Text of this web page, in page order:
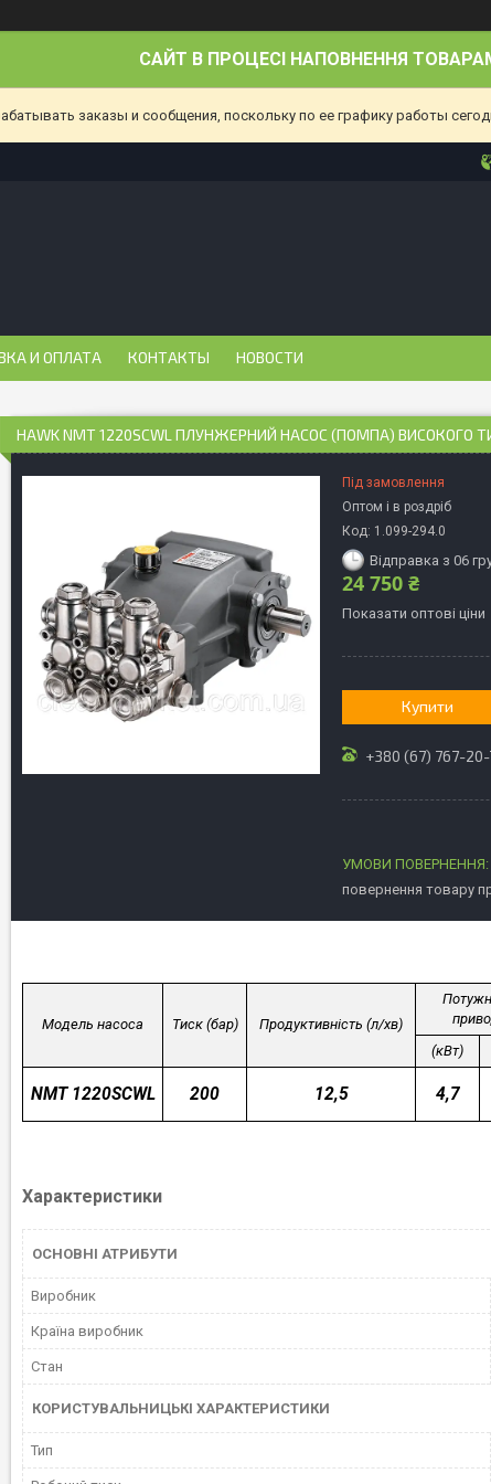
САЙТ В ПРОЦЕСІ НАПОВНЕННЯ
заказы и сообщения, поскольку по ее графику работы
И ОПЛАТА КОНТАКТЫ НОВОСТИ
HAWK NMT 1220SCWL ПЛУНЖЕРНИЙ НАСОС (ПОМПА) ВИСОКОГО
Під замовлення
Оптом і в роздріб
Код: 1.099-294.0
Відправка з 06
24 750 ₴
Показати оптові ціни
Купити
+380 (67) 767-20-
повернення товару
Модель насоса Тиск (бар) Продуктивність (л/хв)
(кВт)
NMT 1220SCWL 200 12,5 4,7
Характеристики
ОСНОВНІ АТРИБУТИ
Виробник
Країна виробник
Стан
КОРИСТУВАЛЬНИЦЬКІ ХАРАКТЕРИСТИКИ
Тип